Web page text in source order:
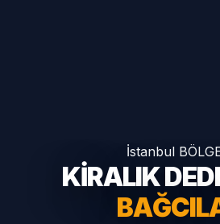
İstanbul
KİRALIK